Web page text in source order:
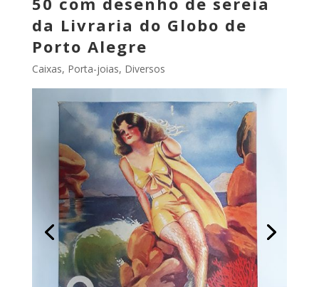
da Livraria do Globo de
Porto Alegre
Caixas, Porta-joias, Diversos